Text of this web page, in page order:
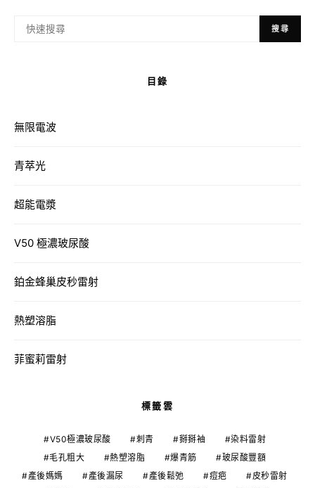
搜尋
目錄
無限電波
青萃光
超能電漿
V50 極濃玻尿酸
鉑金蜂巢皮秒雷射
熱塑溶脂
菲蜜莉雷射
標籤雲
V50極濃玻尿酸 刺青 掰掰袖
染料雷射
毛孔粗大
熱塑溶脂 爆青筋
玻尿酸豐額
產後媽媽
產後漏尿 產後鬆弛 痘疤
皮秒雷射